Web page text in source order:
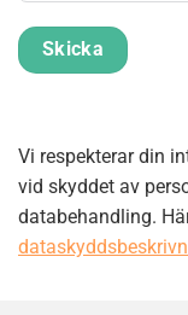
Skicka
Vi respekterar din
vid skyddet av
databehandling.